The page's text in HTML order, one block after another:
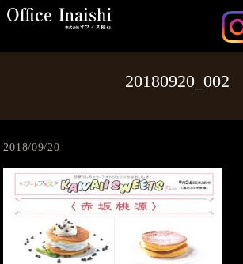
20180920_002
2018/09/20